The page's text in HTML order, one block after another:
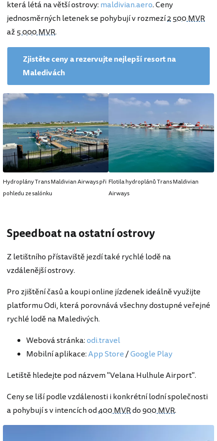
která létá na větší ostrovy: maldivian.aero. Ceny
jednosměrných letenek se pohybují v rozmezí2 500 MVR
až5 000 MVR.
Zjistěte ceny a rezervujte nejlepší resort na
Maledivách
Hydroplány Trans Maldivian Airways při
pohledu ze salónku
Flotila hydroplánů Trans Maldivian
Airways
Speedboat na ostatní ostrovy
Z letištního přístaviště jezdí také rychlé lodě na
vzdálenější ostrovy.
Pro zjištění časů a koupi online jízdenek ideálně využijte
platformu Odi, která porovnává všechny dostupné veřejné
rychlé lodě na Maledivých.
Webová stránka:odi.travel
Mobilní aplikace:App Store/Google Play
Letiště hledejte pod názvem "Velana Hulhule Airport".
Ceny se liší podle vzdálenosti i konkrétní lodní společnosti
a pohybují s v intencích od400 MVRdo900 MVR.